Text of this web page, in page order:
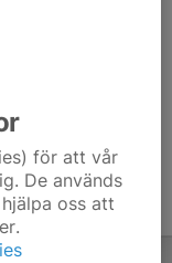
för att vår
De används
oss att